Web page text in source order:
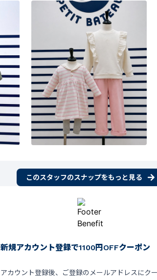
このスタッフのスナップをもっと見る
新規アカウント登録で1100円OFFクーポン
アカウント登録後、ご登録のメールアドレスにク